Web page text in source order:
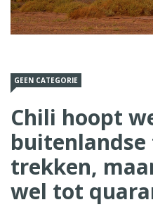
GEEN CATEGORIE
Chili hoopt
trekken,
wel tot